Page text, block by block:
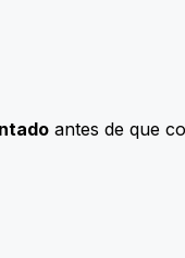
antes de que